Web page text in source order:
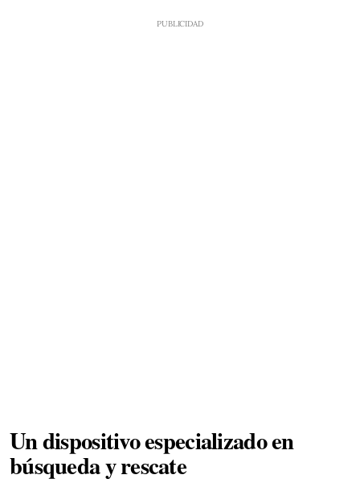
Un dispositivo especializado en
búsqueda y rescate